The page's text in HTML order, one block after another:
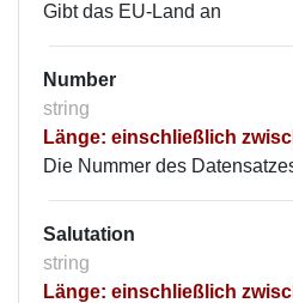
Gibt das EU-Land an
Number
string
Länge: einschließlich
Die Nummer des
Salutation
string
Länge: einschließlich